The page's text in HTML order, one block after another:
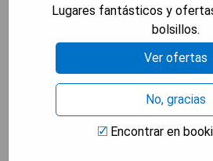
- Servicio de recepción
- Ofrece bicicletas gratuitas
ciudad
- Gimnasio bien equipado para
durante su estadía
- Restaurante en el lugar
experiencia culinaria
Lugares fantásticos y
bolsillos.
Ver ofertas
No, gracias
Encontrar en